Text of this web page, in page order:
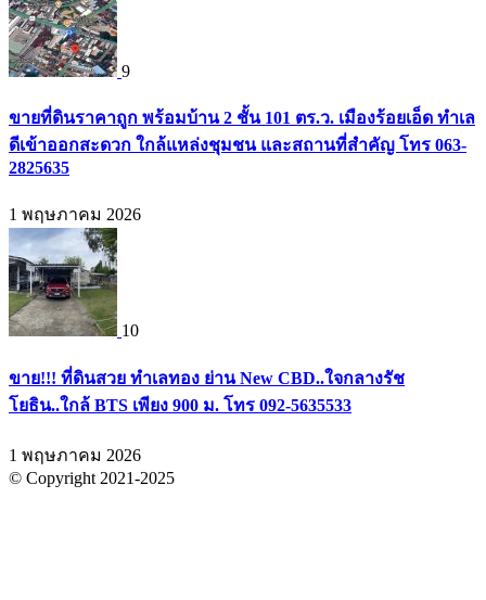
9
ขายที่ดินราคาถูก พร้อมบ้าน 2 ชั้น 101 ตร.ว. เมืองร้อยเอ็ด ทำเล
ดีเข้าออกสะดวก ใกล้แหล่งชุมชน และสถานที่สำคัญ โทร 063-
2825635
1 พฤษภาคม 2026
10
ขาย!!! ที่ดินสวย ทำเลทอง ย่าน New CBD..ใจกลางรัช
โยธิน..ใกล้ BTS เพียง 900 ม. โทร 092-5635533
1 พฤษภาคม 2026
© Copyright 2021-2025